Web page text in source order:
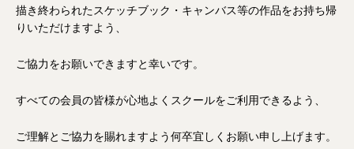
描き終わられたスケッチブック・キャンバス等の作品をお持ち帰
りいただけますよう、
ご協力をお願いできますと幸いです。
すべての会員の皆様が心地よくスクールをご利用できるよう、
ご理解とご協力を賜れますよう何卒宜しくお願い申し上げます。